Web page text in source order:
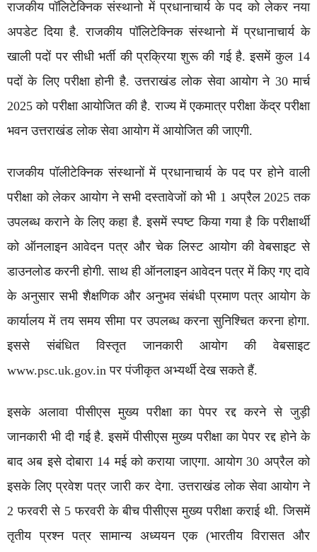
राजकीय पॉलिटेक्निक संस्थानो में प्रधानाचार्य के पद को लेकर नया
अपडेट दिया है. राजकीय पॉलिटेक्निक संस्थानो में प्रधानाचार्य के
खाली पदों पर सीधी भर्ती की प्रक्रिया शुरू की गई है. इसमें कुल 14
पदों के लिए परीक्षा होनी है. उत्तराखंड लोक सेवा आयोग ने 30 मार्च
2025 को परीक्षा आयोजित की है. राज्य में एकमात्र परीक्षा केंद्र परीक्षा
भवन उत्तराखंड लोक सेवा आयोग में आयोजित की जाएगी.
राजकीय पॉलीटेक्निक संस्थानों में प्रधानाचार्य के पद पर होने वाली
परीक्षा को लेकर आयोग ने सभी दस्तावेजों को भी 1 अप्रैल 2025 तक
उपलब्ध कराने के लिए कहा है. इसमें स्पष्ट किया गया है कि परीक्षार्थी
को ऑनलाइन आवेदन पत्र और चेक लिस्ट आयोग की वेबसाइट से
डाउनलोड करनी होगी. साथ ही ऑनलाइन आवेदन पत्र में किए गए दावे
के अनुसार सभी शैक्षणिक और अनुभव संबंधी प्रमाण पत्र आयोग के
कार्यालय में तय समय सीमा पर उपलब्ध करना सुनिश्चित करना होगा.
इससे संबंधित विस्तृत जानकारी आयोग की वेबसाइट
www.psc.uk.gov.in पर पंजीकृत अभ्यर्थी देख सकते हैं.
इसके अलावा पीसीएस मुख्य परीक्षा का पेपर रद्द करने से जुड़ी
जानकारी भी दी गई है. इसमें पीसीएस मुख्य परीक्षा का पेपर रद्द होने के
बाद अब इसे दोबारा 14 मई को कराया जाएगा. आयोग 30 अप्रैल को
इसके लिए प्रवेश पत्र जारी कर देगा. उत्तराखंड लोक सेवा आयोग ने
2 फरवरी से 5 फरवरी के बीच पीसीएस मुख्य परीक्षा कराई थी. जिसमें
तृतीय प्रश्न पत्र सामान्य अध्ययन एक (भारतीय विरासत और